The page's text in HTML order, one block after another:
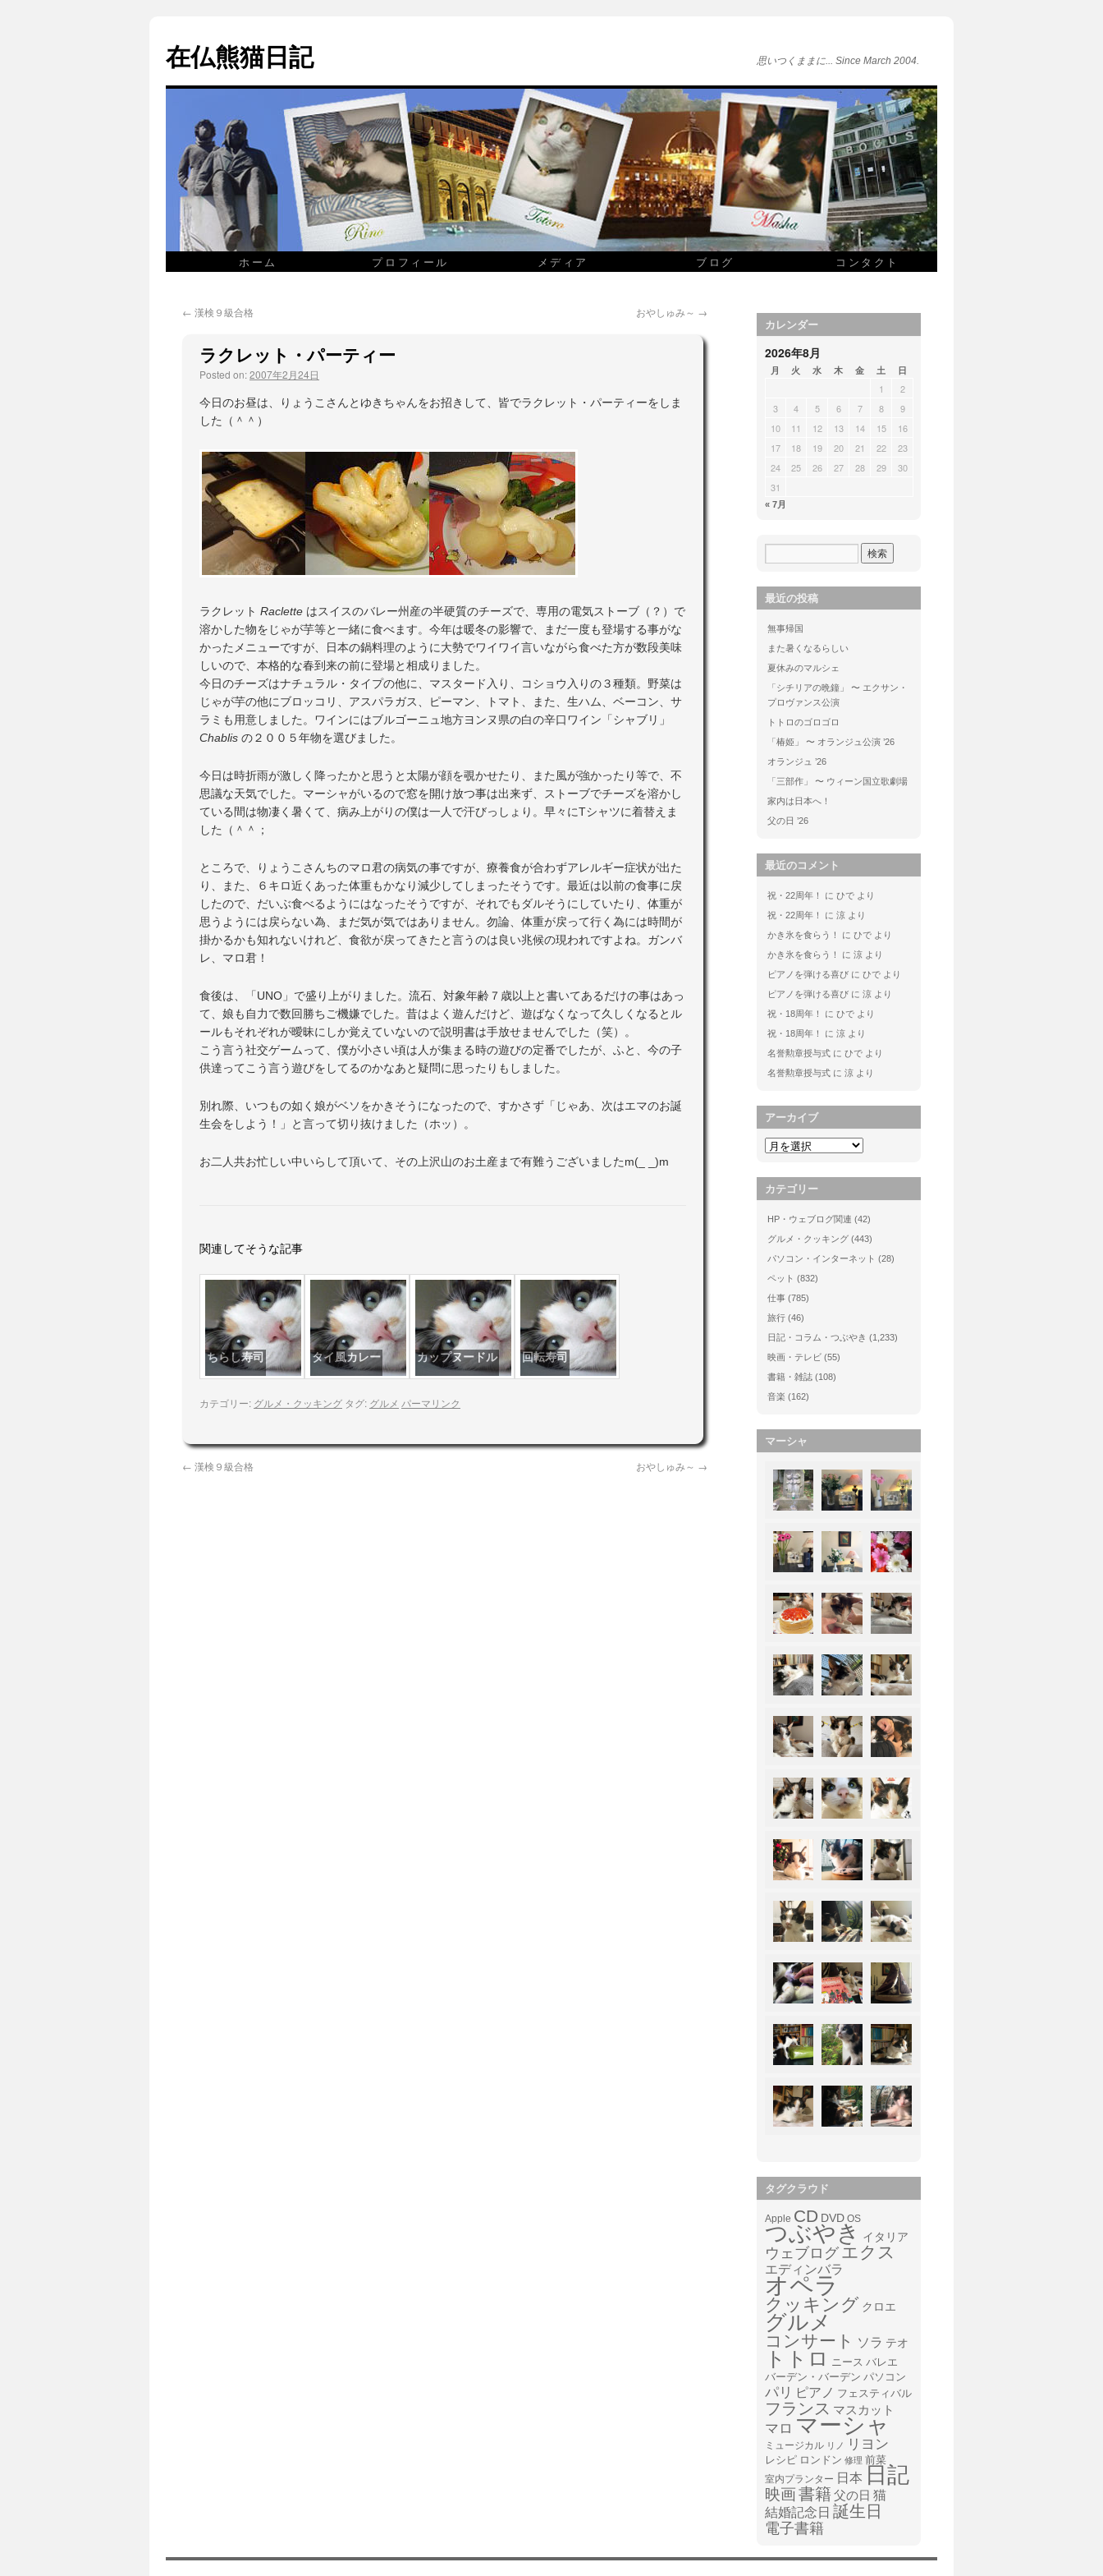
在仏熊猫日記 思いつくままに... Since March 2004.
ホーム プロフィール メディア ブログ コンタクト
← 漢検９級合格 おやしゅみ～ →
ラクレット・パーティー
Posted on:2007年2月24日
今日のお昼は、りょうこさんとゆきちゃんをお招きして、皆でラクレット・パーティーをしま
した（＾＾）
ラクレット Raclette はスイスのバレー州産の半硬質のチーズで、専用の電気ストーブ（？）で
溶かした物をじゃが芋等と一緒に食べます。今年は暖冬の影響で、まだ一度も登場する事がな
かったメニューですが、日本の鍋料理のように大勢でワイワイ言いながら食べた方が数段美味
しいので、本格的な春到来の前に登場と相成りました。
今日のチーズはナチュラル・タイプの他に、マスタード入り、コショウ入りの３種類。野菜は
じゃが芋の他にブロッコリ、アスパラガス、ピーマン、トマト、また、生ハム、ベーコン、サ
ラミも用意しました。ワインにはブルゴーニュ地方ヨンヌ県の白の辛口ワイン「シャブリ」
Chablis の２００５年物を選びました。
今日は時折雨が激しく降ったかと思うと太陽が顔を覗かせたり、また風が強かったり等で、不
思議な天気でした。マーシャがいるので窓を開け放つ事は出来ず、ストーブでチーズを溶かし
ている間は物凄く暑くて、病み上がりの僕は一人で汗びっしょり。早々にTシャツに着替えま
した（＾＾；
ところで、りょうこさんちのマロ君の病気の事ですが、療養食が合わずアレルギー症状が出た
り、また、６キロ近くあった体重もかなり減少してしまったそうです。最近は以前の食事に戻
したので、だいぶ食べるようにはなったそうですが、それでもダルそうにしていたり、体重が
思うようには戻らない為、まだ気が気ではありません。勿論、体重が戻って行く為には時間が
掛かるかも知れないけれど、食欲が戻ってきたと言うのは良い兆候の現われですよね。ガンバ
レ、マロ君！
食後は、「UNO」で盛り上がりました。流石、対象年齢７歳以上と書いてあるだけの事はあっ
て、娘も自力で数回勝ちご機嫌でした。昔はよく遊んだけど、遊ばなくなって久しくなるとル
ールもそれぞれが曖昧にしか覚えていないので説明書は手放せませんでした（笑）。
こう言う社交ゲームって、僕が小さい頃は人が集まる時の遊びの定番でしたが、ふと、今の子
供達ってこう言う遊びをしてるのかなあと疑問に思ったりもしました。
別れ際、いつもの如く娘がベソをかきそうになったので、すかさず「じゃあ、次はエマのお誕
生会をしよう！」と言って切り抜けました（ホッ）。
お二人共お忙しい中いらして頂いて、その上沢山のお土産まで有難うございましたm(_ _)m
関連してそうな記事
ちらし寿司 タイ風カレー カップヌードル 回転寿司
カテゴリー: グルメ・クッキング タグ: グルメ パーマリンク
← 漢検９級合格 おやしゅみ～ →
カレンダー
2026年8月
月 火 水 木 金 土 日
1
2
3
4 5 6 7 8
9
10
11 12 13 14 15
16
17
18 19 20 21 22
23
24
25 26 27 28 29
30
31
« 7月
最近の投稿
無事帰国
また暑くなるらしい
夏休みのマルシェ
「シチリアの晩鐘」 〜 エクサン・
プロヴァンス公演
トトロのゴロゴロ
「椿姫」 〜 オランジュ公演 ’26
オランジュ ’26
「三部作」 〜 ウィーン国立歌劇場
家内は日本へ！
父の日 ’26
最近のコメント
祝・22周年！ に ひで より
祝・22周年！
に 涼 より
かき氷を食らう！
に ひで より
かき氷を食らう！
に 涼 より
ピアノを弾ける喜び に ひで より
ピアノを弾ける喜び に 涼 より
祝・18周年！
に ひで より
祝・18周年！
に 涼 より
名誉勲章授与式 に ひで より
名誉勲章授与式 に 涼 より
アーカイブ
カテゴリー
HP・ウェブログ関連 (42)
グルメ・クッキング (443)
パソコン・インターネット (28)
ペット (832)
仕事 (785)
旅行 (46)
日記・コラム・つぶやき (1,233)
映画・テレビ (55)
書籍・雑誌 (108)
音楽 (162)
マーシャ
タグクラウド
Apple CD DVD OS
つぶやき イタリア
ウェブログ エクス
エディンバラ
オペラ
クッキング クロエ
グルメ
コンサート ソラ テオ
トトロ ニース バレエ
バーデン・バーデン パソコン
パリ ピアノ フェスティバル
フランス マスカット
マロ マーシャ
ミュージカル リノ リヨン
レシピ ロンドン 修理 前菜
室内プランター 日本 日記
映画書籍 父の日 猫
結婚記念日 誕生日
電子書籍